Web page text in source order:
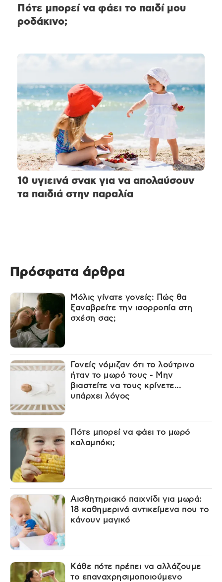
Πότε μπορεί να φάει το παιδί μου
ροδάκινο;
10 υγιεινά σνακ για να απολαύσουν
τα παιδιά στην παραλία
Πρόσφατα άρθρα
Μόλις γίνατε γονείς: Πώς θα
ξαναβρείτε την ισορροπία στη
σχέση σας;
Γονείς νόμιζαν ότι το λούτρινο
ήταν το μωρό τους - Μην
βιαστείτε να τους κρίνετε...
υπάρχει λόγος
Πότε μπορεί να φάει το μωρό
καλαμπόκι;
Αισθητηριακό παιχνίδι για μωρά:
18 καθημερινά αντικείμενα που το
κάνουν μαγικό
Κάθε πότε πρέπει να αλλάζουμε
το επαναχρησιμοποιούμενο